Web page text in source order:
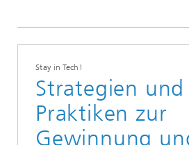
Stay in Tech!
Strategien und
Praktiken zur
Gewinnung